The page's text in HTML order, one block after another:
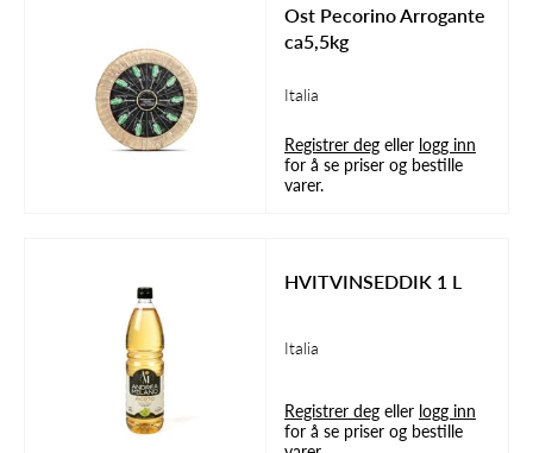
Ost Pecorino Arrogante
ca5,5kg
Italia
Registrer deg eller logg inn
for å se priser og bestille
varer.
HVITVINSEDDIK 1 L
Italia
Registrer deg eller logg inn
for å se priser og bestille